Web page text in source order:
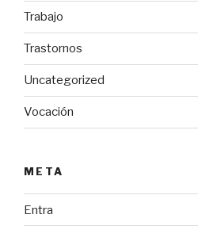
Trabajo
Trastornos
Uncategorized
Vocación
META
Entra